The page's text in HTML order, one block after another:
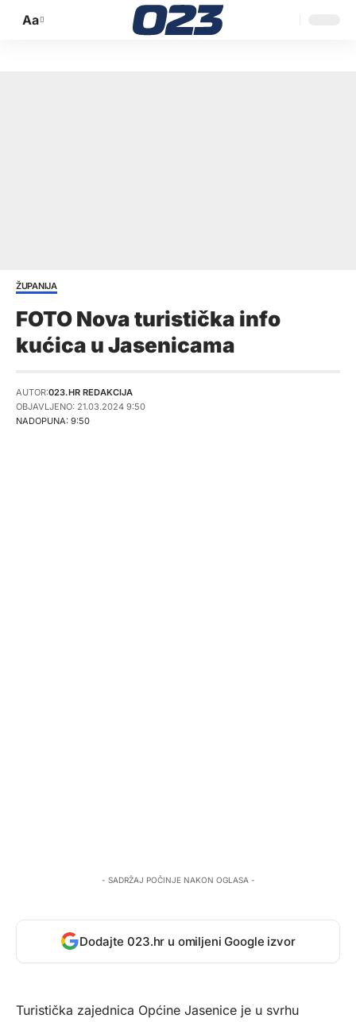
Promijeni
Aa
ŽUPANIJA
FOTO Nova turistička info
kućica u Jasenicama
NADOPUNA: 9:50
AUTOR:023.HR REDAKCIJA
OBJAVLJENO: 21.03.2024 9:50
- SADRŽAJ POČINJE NAKON OGLASA -
Dodajte 023.hr u omiljeni Google izvor
Turistička zajednica Općine Jasenice je u svrhu